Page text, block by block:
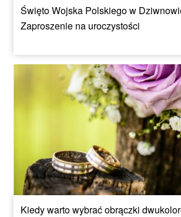
Święto Wojska Polskiego w
Zaproszenie na uroczystości
Kiedy warto wybrać obrączki